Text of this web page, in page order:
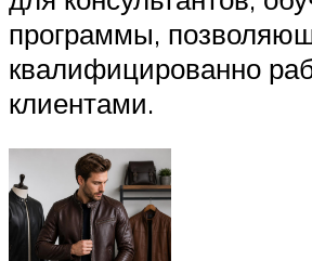
программы,
квалифицированно
клиентами.